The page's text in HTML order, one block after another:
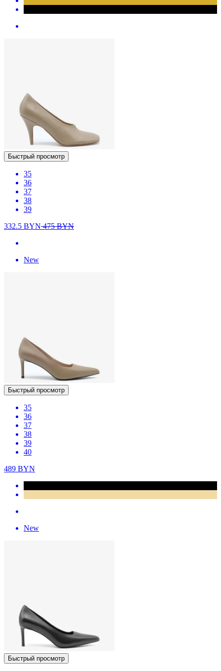
Быстрый просмотр
35
36
37
38
39
332.5 BYN475BYN
New
Быстрый просмотр
35
36
37
38
39
40
489 BYN
New
Быстрый просмотр